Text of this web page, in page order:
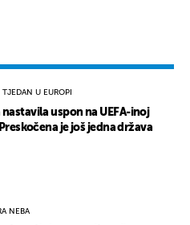
TJEDAN U EUROPI
nastavila uspon na UEFA-inoj
je još jedna država
NEBA